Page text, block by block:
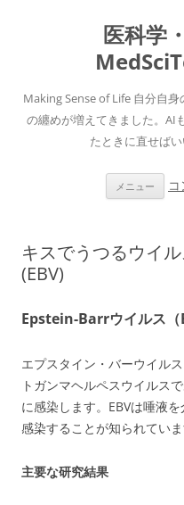
医科学
Making Sense of Life 自分自
の纏めが増えてきました。AI
たときに直せばい
メニュー
キスでうつるウイ
(EBV)
Epstein-Barrウイルス（
エプスタイン・バーウイル
トガンマヘルペスウイルス
に感染します。EBVは唾液
感染することが知られていま
主要な研究結果